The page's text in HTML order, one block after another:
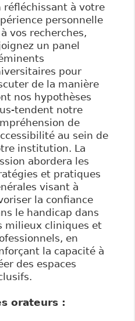
réfléchissant à votre
personnelle
vos recherches,
un panel
pour
de la manière
nos hypothèses
tendent notre
de
au sein de
institution. La
abordera les
et pratiques
visant à
la confiance
le handicap dans
milieux cliniques et
en
la capacité à
des espaces
orateurs :